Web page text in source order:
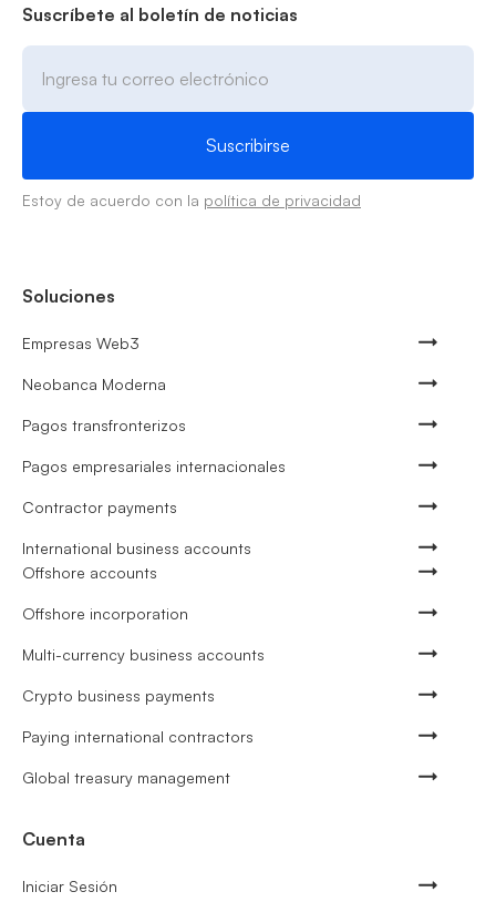
Suscríbete al boletín de noticias
Estoy de acuerdo con la política de privacidad
Soluciones
Empresas Web3
Neobanca Moderna
Pagos transfronterizos
Pagos empresariales internacionales
Contractor payments
International business accounts
Offshore accounts
Offshore incorporation
Multi-currency business accounts
Crypto business payments
Paying international contractors
Global treasury management
Cuenta
Iniciar Sesión